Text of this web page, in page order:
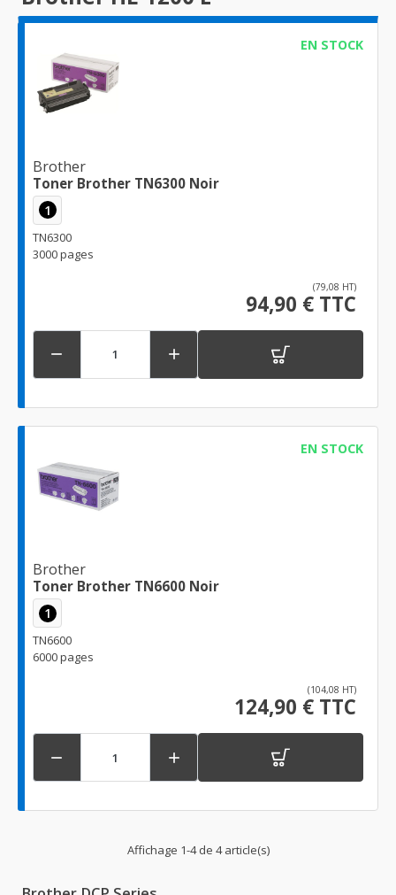
EN STOCK
Brother
Toner Brother TN6300 Noir
1
TN6300
3000 pages
(79,08 HT)
94,90 € TTC
 
EN STOCK
Brother
Toner Brother TN6600 Noir
1
TN6600
6000 pages
(104,08 HT)
124,90 € TTC
 
Affichage 1-4 de 4 article(s)